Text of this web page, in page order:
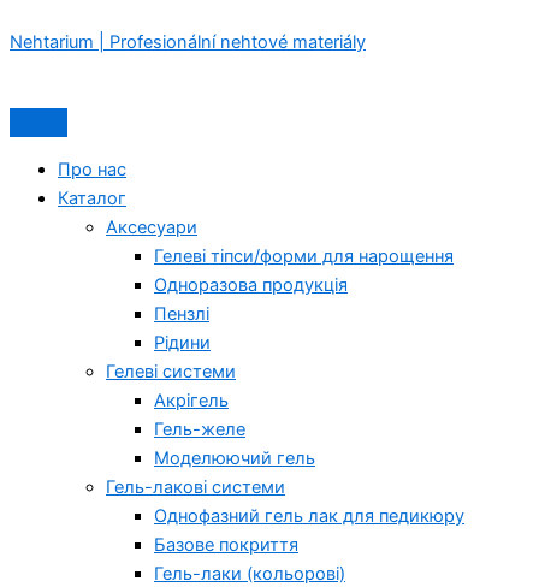
до
Nehtarium | Profesionální nehtové materiály
Про нас
Каталог
Аксесуари
Гелеві тіпси/форми для нарощення
Одноразова продукція
Пензлі
Рідини
Гелеві системи
Акрігель
Гель-желе
Моделюючий гель
Гель-лакові системи
Однофазний гель лак для педикюру
Базове покриття
Гель-лаки (кольорові)
ціна:
ціна:
Light
13мл